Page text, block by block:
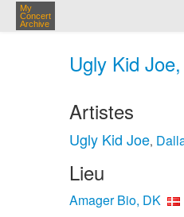
My
Concert
Archive
Ugly Kid
Artistes
Ugly Kid Joe,
Lieu
Amager Bio, DK